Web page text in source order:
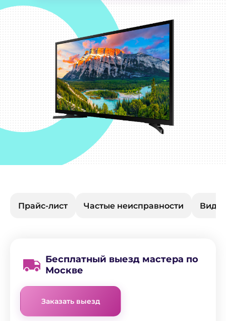
Прайс-лист Частые неисправности Виды
Бесплатный выезд мастера по
Москве
Заказать выезд